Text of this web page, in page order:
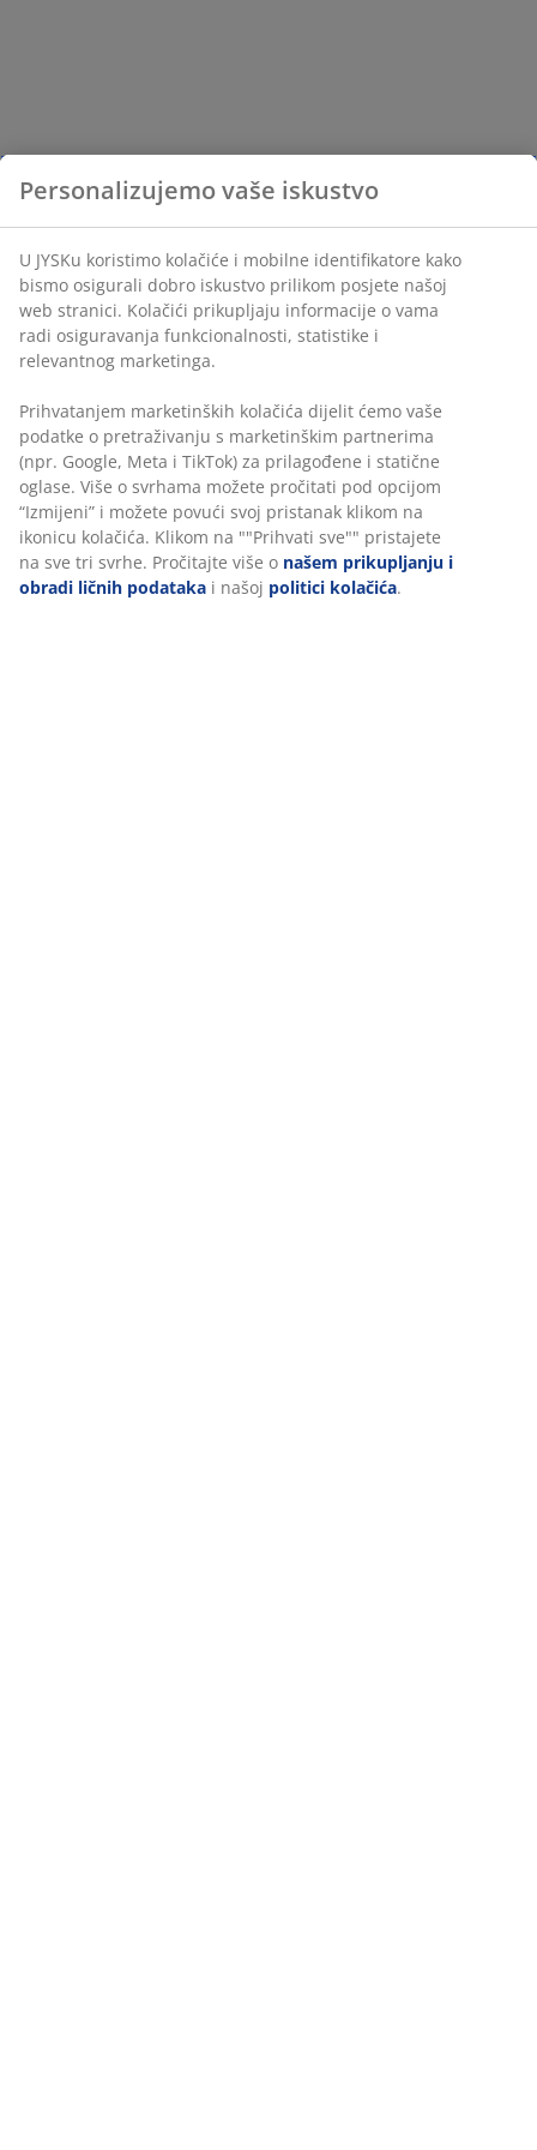
Personalizujemo vaše iskustvo
U JYSKu koristimo kolačiće i mobilne identifikatore kako
bismo osigurali dobro iskustvo prilikom posjete našoj
web stranici. Kolačići prikupljaju informacije o vama
radi osiguravanja funkcionalnosti, statistike i
relevantnog marketinga.
Prihvatanjem marketinških kolačića dijelit ćemo vaše
podatke o pretraživanju s marketinškim partnerima
(npr. Google, Meta i TikTok) za prilagođene i statične
oglase. Više o svrhama možete pročitati pod opcijom
“Izmijeni” i možete povući svoj pristanak klikom na
ikonicu kolačića. Klikom na ""Prihvati sve"" pristajete
na sve tri svrhe. Pročitajte više o našem prikupljanju i
obradi ličnih podataka i našoj politici kolačića.